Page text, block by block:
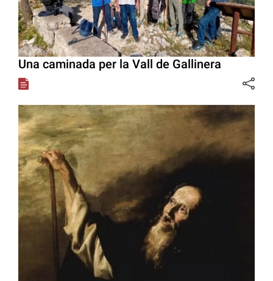
Una caminada per la Vall de Gallinera